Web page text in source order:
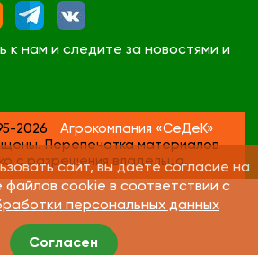
к нам и следите за новостями и
2026
Агрокомпания «СеДеК»
Перепечатка материалов
с разрешения владельца.
сайт, вы даете согласие на
файлов cookie в соответствии с
персональных данных
Согласен